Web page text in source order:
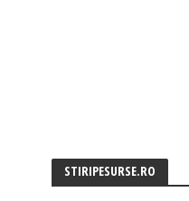
STIRIPESURSE.RO